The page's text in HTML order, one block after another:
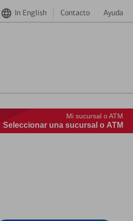
In English Contacto Ayuda
Mi sucursal o ATM
Seleccionar una sucursal o ATM